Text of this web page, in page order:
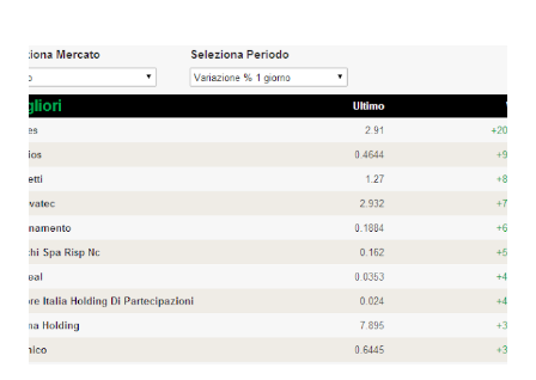
(supponendo che si riesca a trovare l’azienda giusta), è
difficile da realizzare perché ogni azienda di successo è
unica. Quindi, questi futuri leader emergeranno
semplice è scommettere sul vincitore esistente per
continuare a vincere a lungo termine. E sì, gli investitori
possono considerare Amazon stessa piuttosto che la
prossima Amazon. Come comprare azioni? Prima di tutto
devi scegliere una delle migliori banche italiane ...